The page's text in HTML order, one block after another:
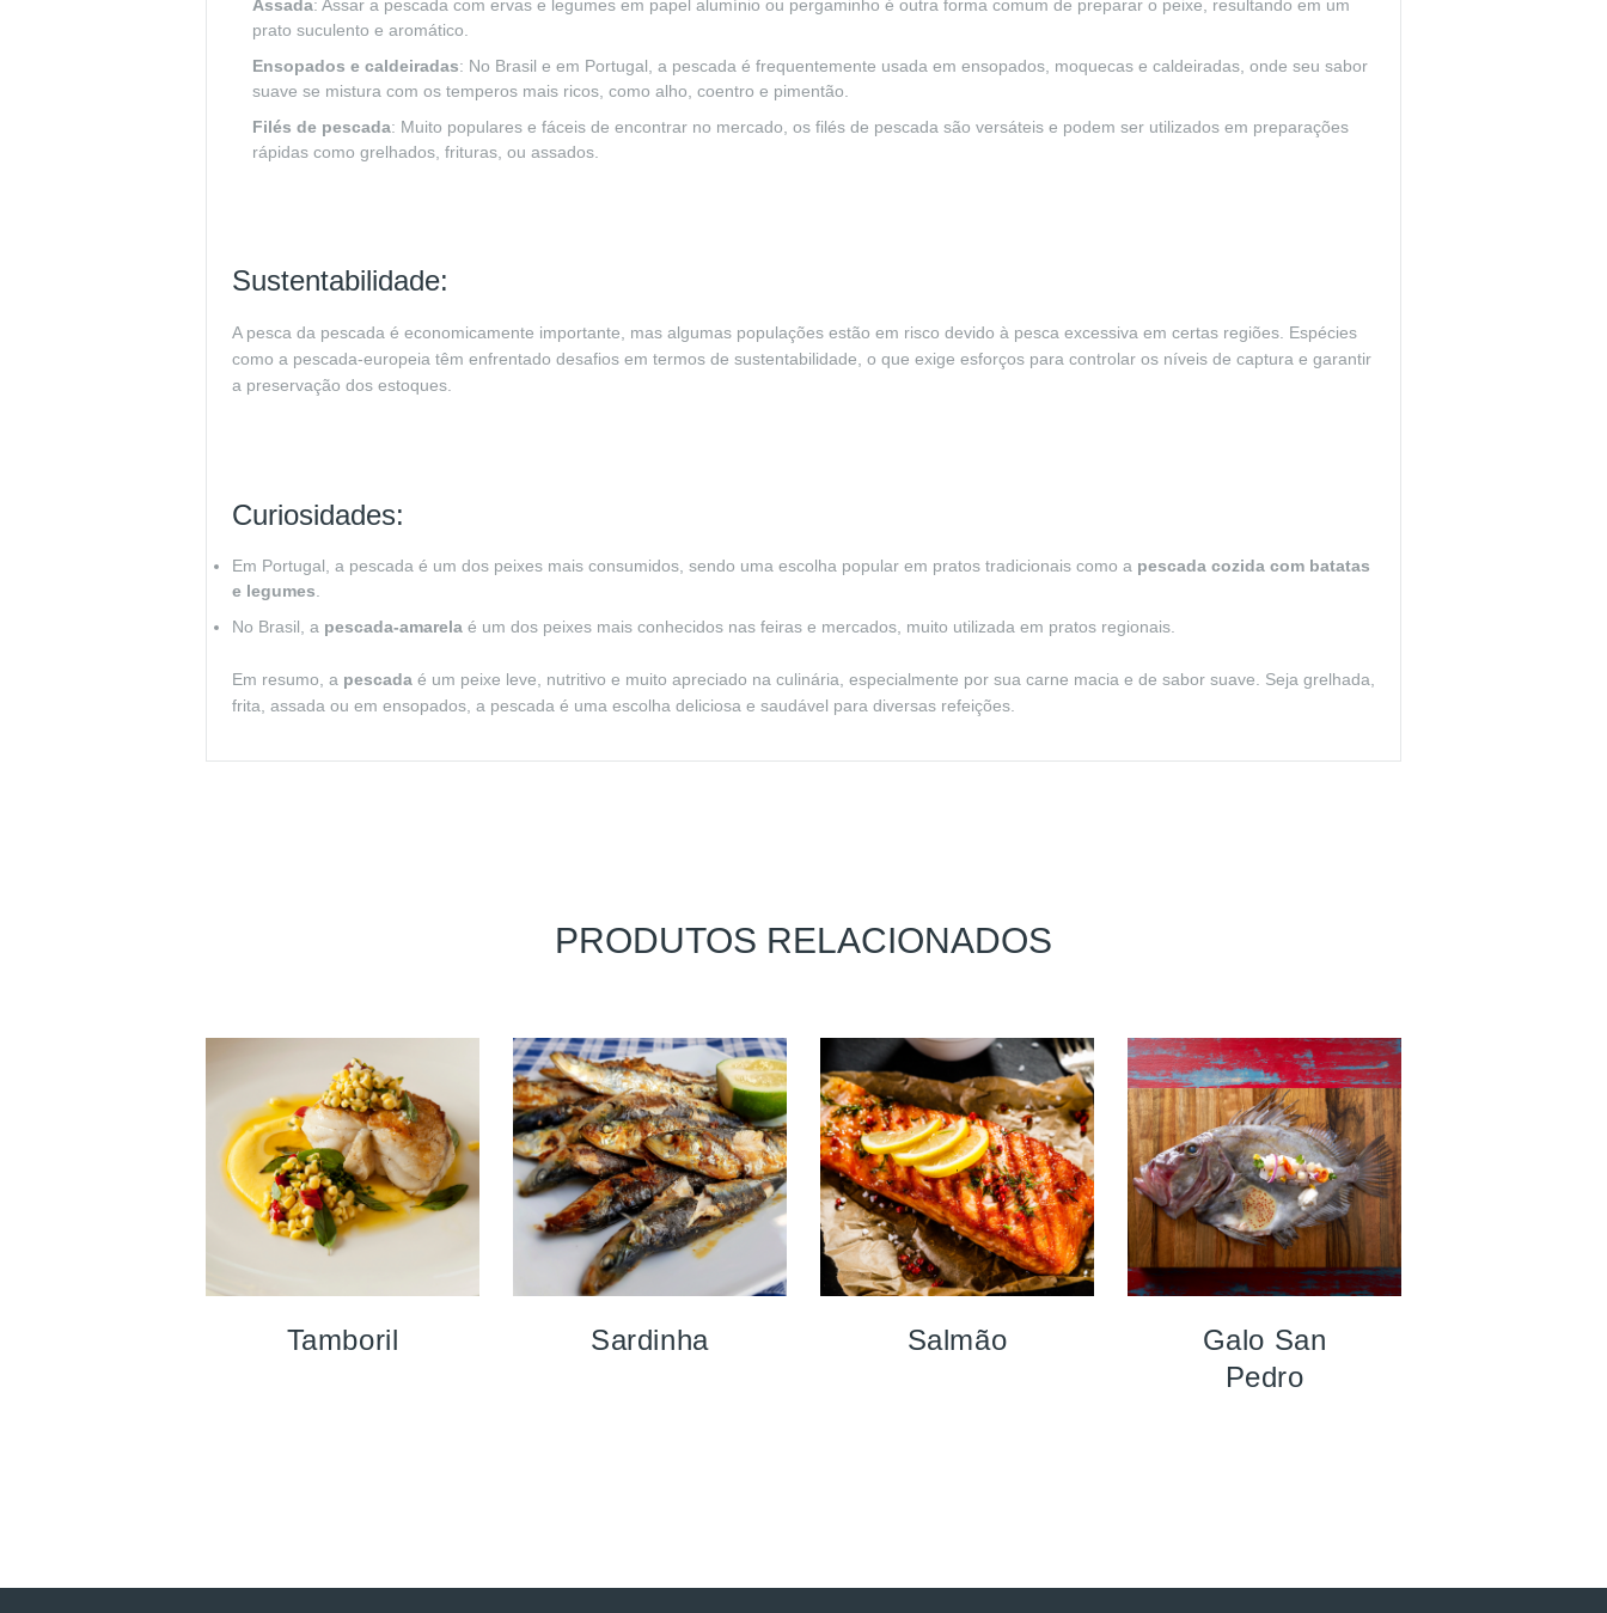
Assada: Assar a pescada com ervas e legumes em papel alumínio ou pergaminho é outra forma comum de preparar o peixe, resultando em um
prato suculento e aromático.
Ensopados e caldeiradas: No Brasil e em Portugal, a pescada é frequentemente usada em ensopados, moquecas e caldeiradas, onde seu sabor
suave se mistura com os temperos mais ricos, como alho, coentro e pimentão.
Filés de pescada: Muito populares e fáceis de encontrar no mercado, os filés de pescada são versáteis e podem ser utilizados em preparações
rápidas como grelhados, frituras, ou assados.
Sustentabilidade:
A pesca da pescada é economicamente importante, mas algumas populações estão em risco devido à pesca excessiva em certas regiões. Espécies
como a pescada-europeia têm enfrentado desafios em termos de sustentabilidade, o que exige esforços para controlar os níveis de captura e garantir
a preservação dos estoques.
Curiosidades:
Em Portugal, a pescada é um dos peixes mais consumidos, sendo uma escolha popular em pratos tradicionais como a pescada cozida com batatas
e legumes
No Brasil, a pescada-amarela é um dos peixes mais conhecidos nas feiras e mercados, muito utilizada em pratos regionais.
Em resumo, a pescada é um peixe leve, nutritivo e muito apreciado na culinária, especialmente por sua carne macia e de sabor suave. Seja grelhada,
frita, assada ou em ensopados, a pescada é uma escolha deliciosa e saudável para diversas refeições.
PRODUTOS RELACIONADOS
Tamboril Sardinha Salmão
Galo San
Pedro